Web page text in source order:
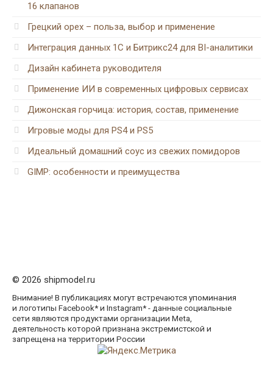
16 клапанов
Грецкий орех – польза, выбор и применение
Интеграция данных 1С и Битрикс24 для BI-аналитики
Дизайн кабинета руководителя
Применение ИИ в современных цифровых сервисах
Дижонская горчица: история, состав, применение
Игровые моды для PS4 и PS5
Идеальный домашний соус из свежих помидоров
GIMP: особенности и преимущества
© 2026 shipmodel.ru
Внимание! В публикациях могут встречаются упоминания
и логотипы Facebook* и Instagram* - данные социальные
сети являются продуктами организации Meta,
деятельность которой признана экстремистской и
запрещена на территории России